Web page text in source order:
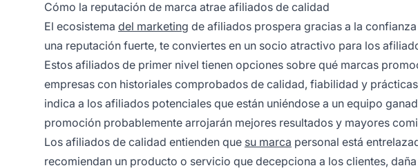
Cómo la reputación de marca atrae afiliados de calidad
El ecosistema del marketing de afiliados prospera gracias a la
una reputación fuerte, te conviertes en un socio atractivo para los
Estos afiliados de primer nivel tienen opciones sobre qué marcas
empresas con historiales comprobados de calidad, fiabilidad y
indica a los afiliados potenciales que están uniéndose a un equipo
promoción probablemente arrojarán mejores resultados y mayores
Los afiliados de calidad entienden que su marca personal está
recomiendan un producto o servicio que decepciona a los clientes,